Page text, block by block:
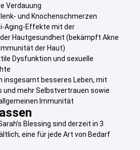
Verdauung
und Knochenschmerzen
Aging-Effekte mit der
Hautgesundheit (bekämpft Akne
der Haut)
Dysfunktion und sexuelle
besseres Leben, mit
und mehr Selbstvertrauen sowie
Immunität
Blessing sind derzeit in 3
eine für jede Art von Bedarf